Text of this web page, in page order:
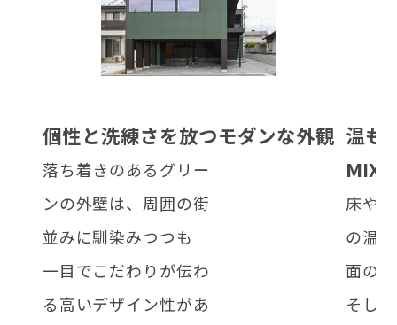
個性と洗練さを放つモダンな外観
落ち着きのあるグリー
ンの外壁は、周囲の街
並みに馴染みつつも
一目でこだわりが伝わ
る高いデザイン性があ
温も
MIX
床や
の温
面の
そし